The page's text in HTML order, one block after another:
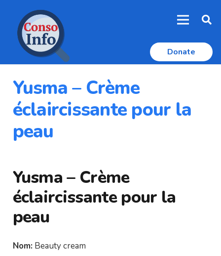
Donate
Yusma – Crème
éclaircissante pour la
peau
Yusma – Crème
éclaircissante pour la
peau
Nom: Beauty cream